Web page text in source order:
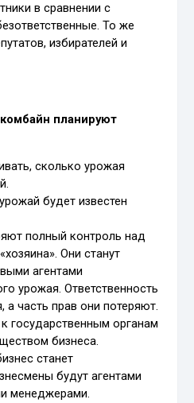
в сравнении с
То же
избирателей и
планируют
сколько урожая
будет известен
полный контроль над
Они станут
агентами
урожая. Ответственность
а часть прав они потеряют.
государственным органам
бизнеса.
станет
будут агентами
менеджерами.